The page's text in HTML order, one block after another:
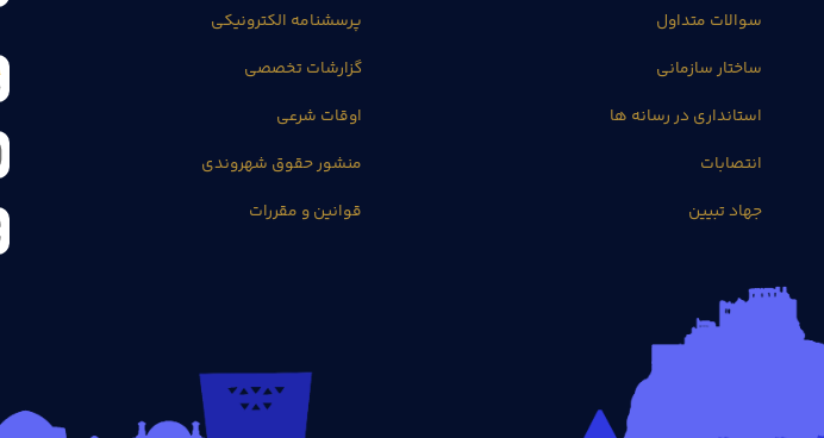
سوالات متداول
ساختار سازمانی
استانداری در رسانه ها
انتصابات
جهاد تبیین
پرسشنامه الکترونیکی
گزارشات تخصصی
اوقات شرعی
منشور حقوق شهروندی
قوانین و مقررات